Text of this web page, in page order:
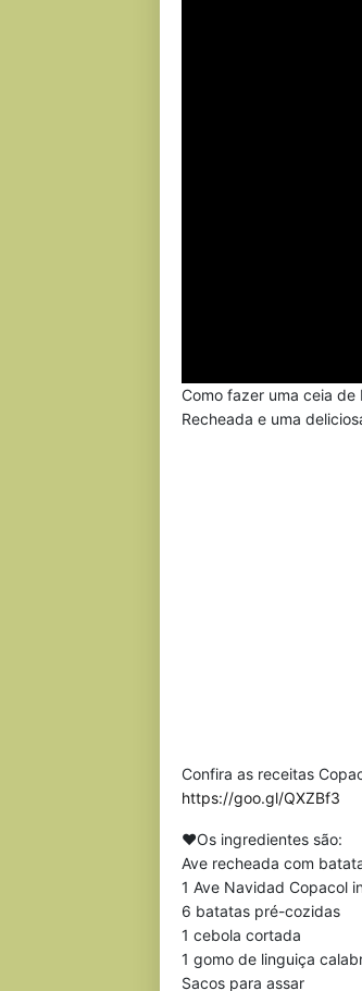
Como fazer uma ceia
Recheada e uma
Confira as receitas
https://goo.gl/QXZBf3
❤Os ingredientes são:
Ave recheada com
1 Ave Navidad Copacol
6 batatas pré-cozidas
1 cebola cortada
1 gomo de linguiça
Sacos para assar